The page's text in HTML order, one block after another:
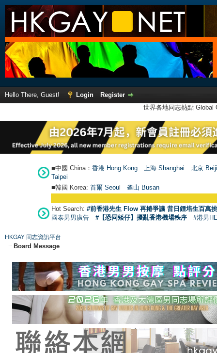
Hello There, Guest! Login
Register
世界各地同志熱點
■中國 China： 香港 Hong Kong 上海 Shanghai
北京
Taipei
■韓國 Korea: 首爾 Seoul 釜山 Busan
Hot Search: #前香港先生 Flow 再捲爭議 昔日鍾培生百萬
國泰男男廣告
#【恐同矮仔】擾亂香港機場秩序 #港男
HKGAY 同志資訊平台
Board Message